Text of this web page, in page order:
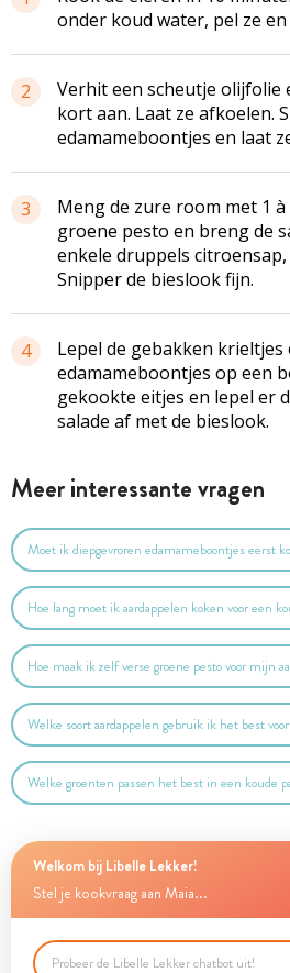
onder koud water, pel ze en
2
Verhit een scheutje olijfolie
kort aan. Laat ze afkoelen.
edamameboontjes en laat
3
Meng de zure room met 1
groene pesto en breng de
enkele druppels
Snipper de bieslook fijn.
4
Lepel de gebakken krieltjes
edamameboontjes op een
gekookte eitjes en lepel er
salade af met de bieslook.
Meer interessante vragen
Moet ik diepgevroren edamameboontjes eerst
Hoe lang moet ik aardappelen koken voor een
Hoe maak ik zelf verse groene pesto voor mijn
Welke soort aardappelen gebruik ik het best
Welke groenten passen het best in een koude
Welkom bij Libelle Lekker!
Stel je kookvraag aan Maia...